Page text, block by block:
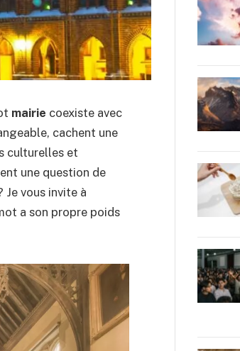
mairie coexiste avec
cachent une
culturelles et
une question de
vous invite à
a son propre poids